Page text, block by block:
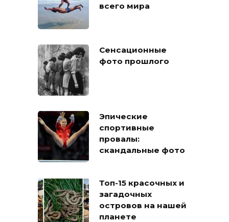
всего мира
Сенсационные
фото прошлого
Эпические
спортивные
провалы:
скандальные фото
Топ-15 красочных и
загадочных
островов на нашей
планете